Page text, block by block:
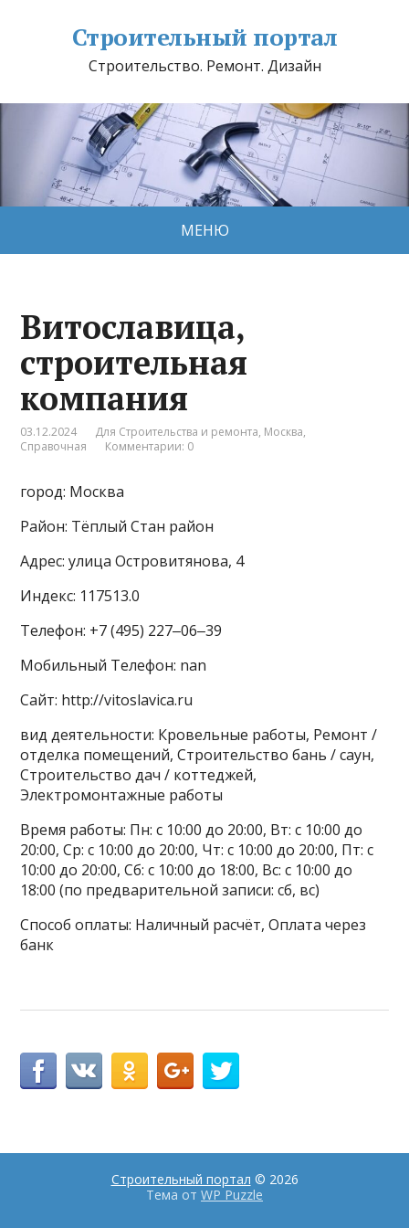
Строительный портал
Строительство. Ремонт. Дизайн
МЕНЮ
Витославица,
строительная
компания
03.12.2024 Для Строительства и ремонта, Москва,
Справочная
Комментарии: 0
город: Москва
Район: Тёплый Стан район
Адрес: улица Островитянова, 4
Индекс: 117513.0
Телефон: +7 (495) 227‒06‒39
Мобильный Телефон: nan
Сайт: http://vitoslavica.ru
вид деятельности: Кровельные работы, Ремонт /
отделка помещений, Строительство бань / саун,
Строительство дач / коттеджей,
Электромонтажные работы
Время работы: Пн: с 10:00 до 20:00, Вт: с 10:00 до
20:00, Ср: с 10:00 до 20:00, Чт: с 10:00 до 20:00, Пт: с
10:00 до 20:00, Сб: с 10:00 до 18:00, Вс: с 10:00 до
18:00 (по предварительной записи: сб, вс)
Способ оплаты: Наличный расчёт, Оплата через
банк
Строительный портал © 2026
Тема от WP Puzzle